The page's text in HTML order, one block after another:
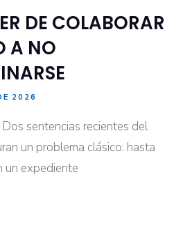
DE COLABORAR
A NO
2026
sentencias recientes del
un problema clásico: hasta
un expediente